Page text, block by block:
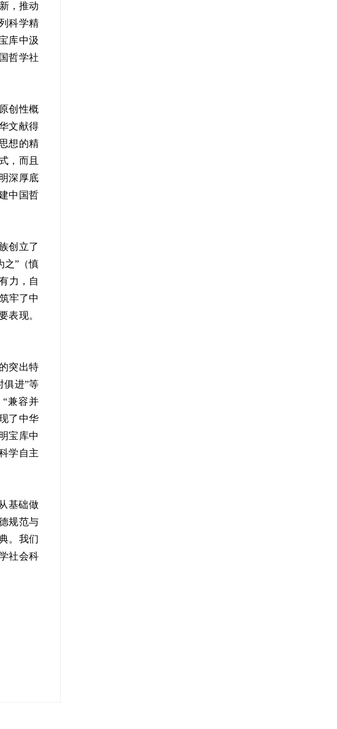
，推动
科学精
库中汲
哲学社
创性概
文献得
想的精
，而且
深厚底
中国哲
创立了
之”（慎
力，自
牢了中
表现。
突出特
俱进”等
兼容并
了中华
宝库中
学自主
基础做
规范与
。我们
社会科